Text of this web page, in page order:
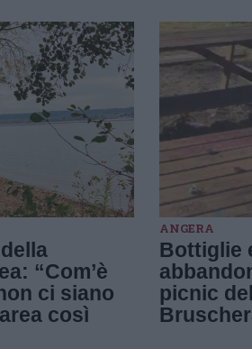
“Com’è
ci siano
così
ANGERA
Bottiglie
picnic